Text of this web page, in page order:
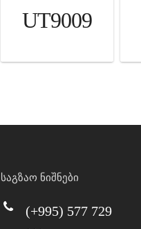
UT9009
საგზაო ნიშნები
(+995) 577 729